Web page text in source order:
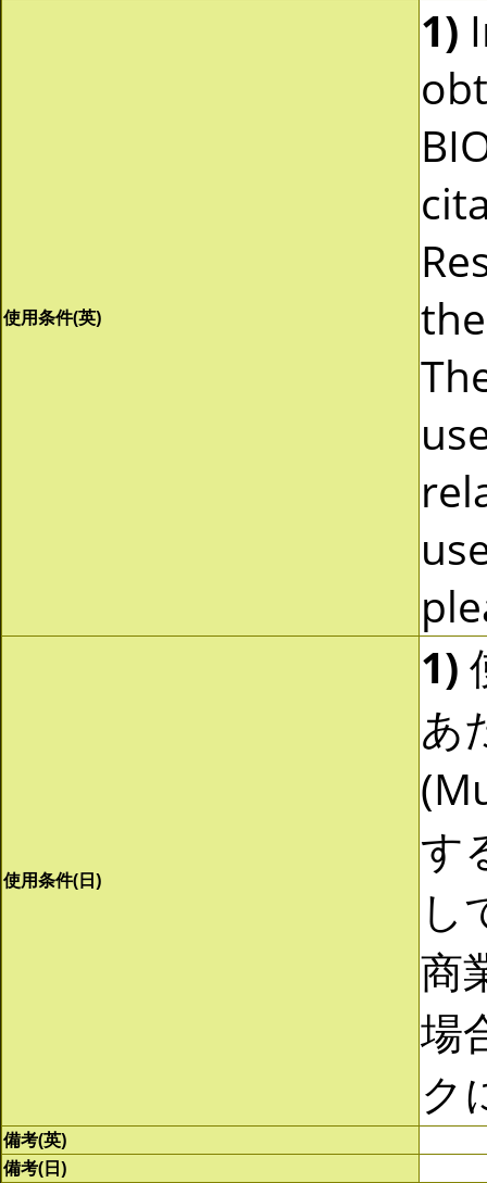
使用条件(英)
1)
使用条件(日)
1)
あ
す
し
商
場
ク
備考(英)
備考(日)